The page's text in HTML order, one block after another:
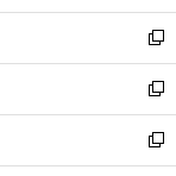
開
く
ウ
で
開
く
ン
ド
ウ
で
開
く
ウ
ィ
ン
ド
ウ
で
開
新
し
い
ウ
ィ
ン
新
し
い
ウ
新
し